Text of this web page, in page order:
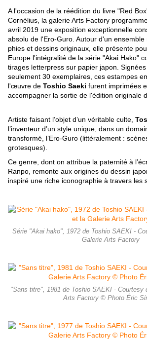
A l'occasion de la réédition du livre "Red
Cornélius, la galerie Arts Factory
avril 2019 une exposition exceptionnelle
absolu de l'Ero-Guro. Autour d'un
phies et dessins originaux, elle présente
Europe l'intégralité de la série "Akai Hako"
tirages letterpress sur papier japon.
seulement 30 exemplaires, ces estampes
l'œuvre de Toshio Saeki furent imprimées
accompagner la sortie de l'édition originale
Artiste faisant l’objet d’un véritable culte,
l’inventeur d’un style unique, dans un
transformé, l’Ero-Guro (littéralement :
grotesques).
Ce genre, dont on attribue la paternité à
Ranpo, remonte aux origines du dessin
inspiré une riche iconographie à travers les
Série "Akai hako", 1972 de Toshio SAEKI -
Galerie Arts Factory
"Sans titre", 1981 de Toshio SAEKI - Courtesy
Arts Factory © Photo Éric